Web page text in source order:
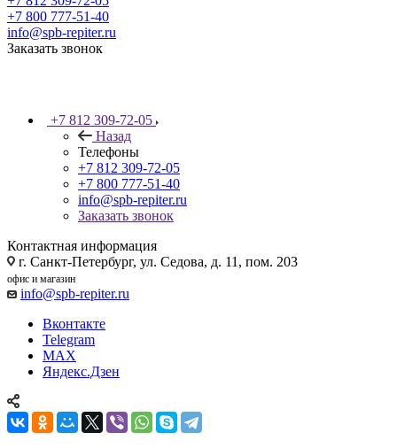
+7 800 777-51-40
info@spb-repiter.ru
Заказать звонок
+7 812 309-72-05
Назад
Телефоны
+7 812 309-72-05
+7 800 777-51-40
info@spb-repiter.ru
Заказать звонок
Контактная информация
г. Санкт-Петербург, ул. Седова, д. 11, пом. 203
офис и магазин
info@spb-repiter.ru
Вконтакте
Telegram
MAX
Яндекс.Дзен